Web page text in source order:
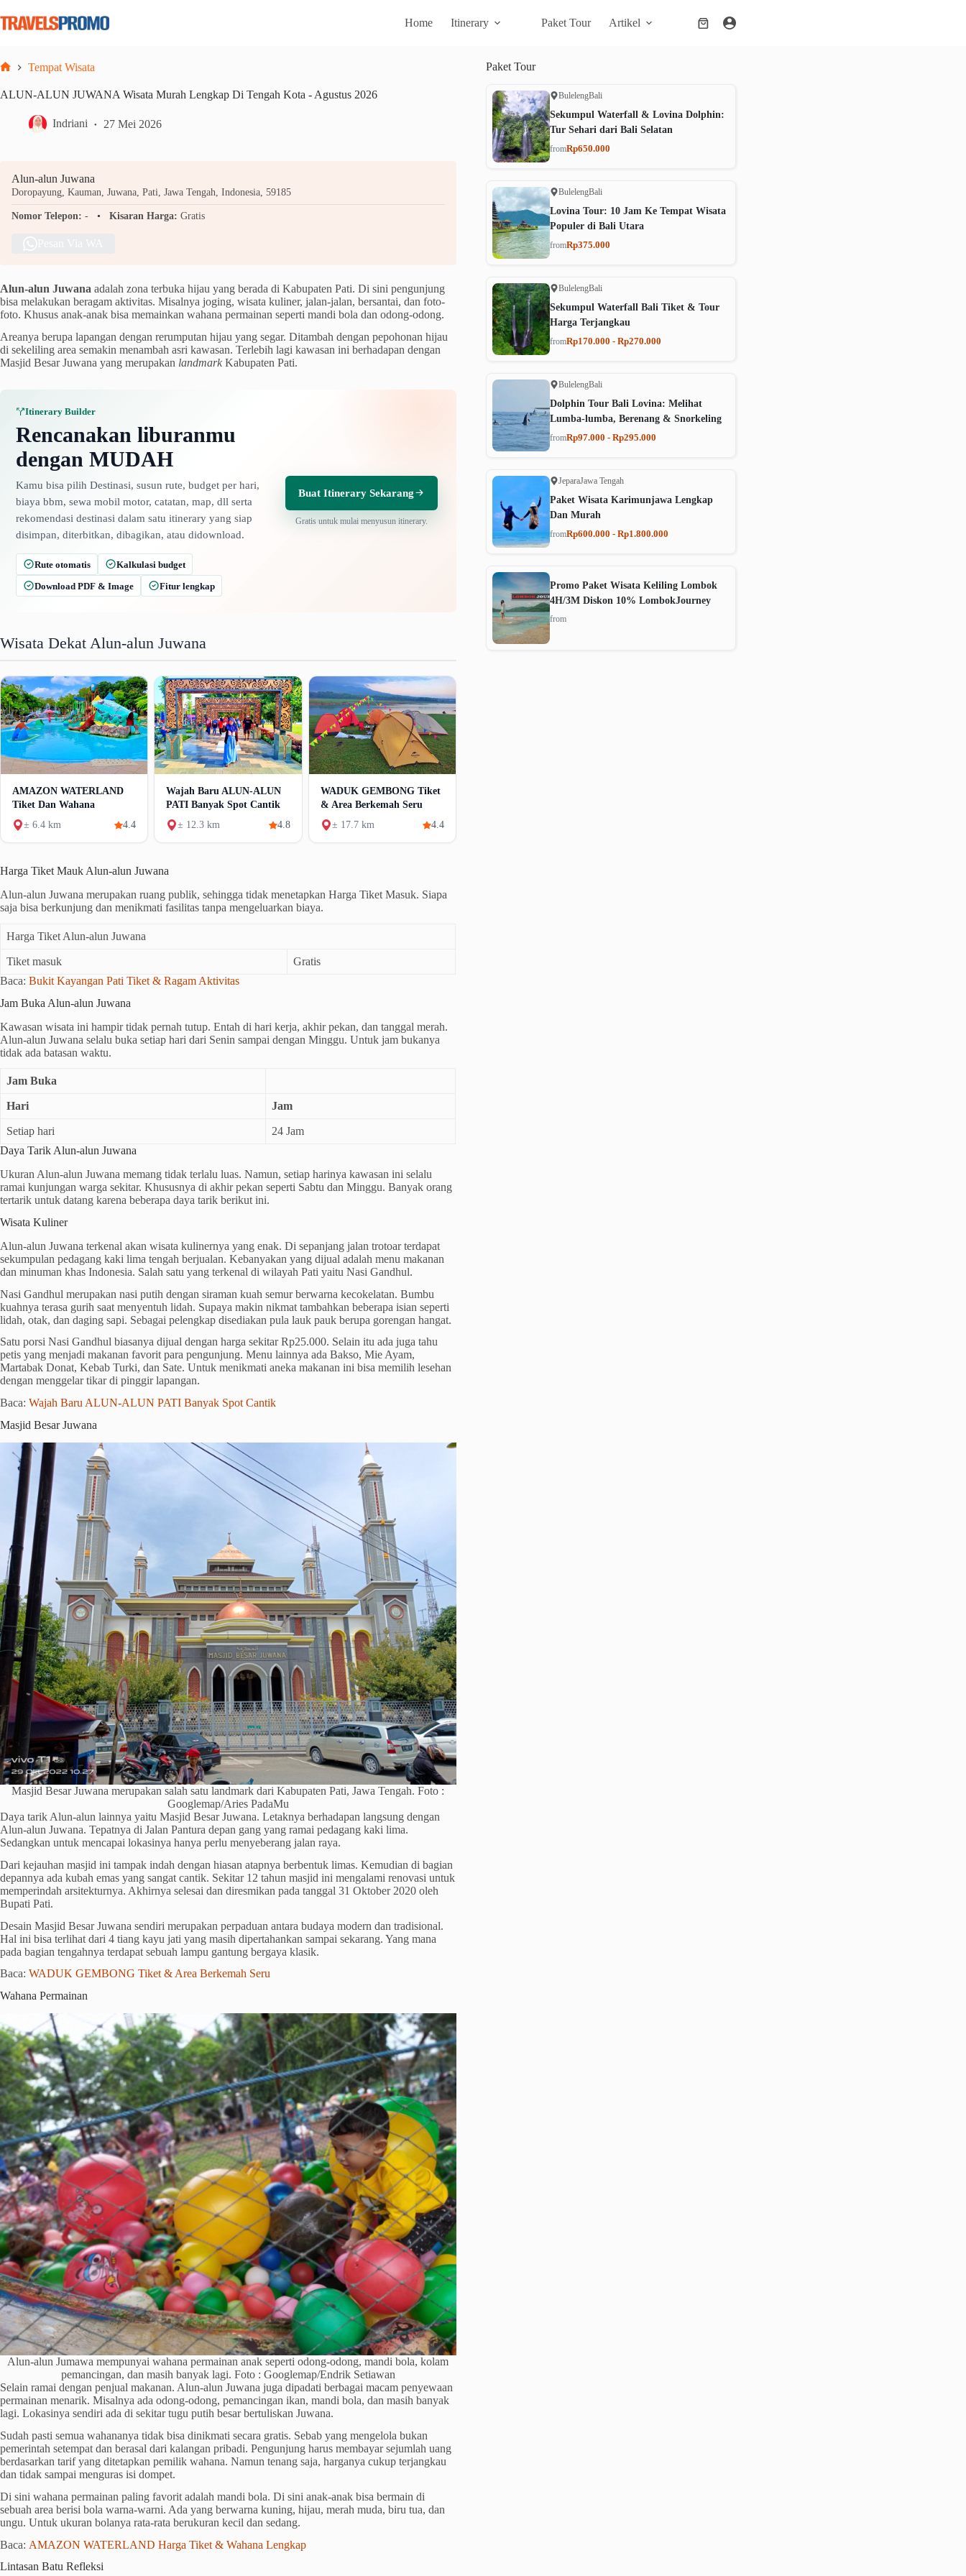
to
content
Home Itinerary Paket Tour Artikel
Shopping
Tempat Wisata
ALUN-ALUN JUWANA Wisata Murah Lengkap Di Tengah Kota - Agustus 2026
Indriani 27 Mei 2026
Alun-alun Juwana
Doropayung, Kauman, Juwana, Pati, Jawa Tengah, Indonesia, 59185
Nomor Telepon: - Kisaran Harga: Gratis
Alun-alun Juwana adalah zona terbuka hijau yang berada di Kabupaten Pati. Di sini pengunjung
bisa melakukan beragam aktivitas. Misalnya joging, wisata kuliner, jalan-jalan, bersantai, dan foto-
foto. Khusus anak-anak bisa memainkan wahana permainan seperti mandi bola dan odong-odong.
Areanya berupa lapangan dengan rerumputan hijau yang segar. Ditambah dengan pepohonan hijau
di sekeliling area semakin menambah asri kawasan. Terlebih lagi kawasan ini berhadapan dengan
Masjid Besar Juwana yang merupakan landmark Kabupaten Pati.
Itinerary Builder
Rencanakan liburanmu
dengan MUDAH
Kamu bisa pilih Destinasi, susun rute, budget per hari,
biaya bbm, sewa mobil motor, catatan, map, dll serta
rekomendasi destinasi dalam satu itinerary yang siap
disimpan, diterbitkan, dibagikan, atau didownload.
Rute otomatis
Kalkulasi budget
Download PDF & Image
Fitur lengkap
Buat Itinerary Sekarang
Gratis untuk mulai menyusun itinerary.
Wisata Dekat Alun-alun Juwana
AMAZON WATERLAND
Tiket Dan Wahana
± 6.4 km
4.4
Wajah Baru ALUN-ALUN
PATI Banyak Spot Cantik
± 12.3 km
4.8
WADUK GEMBONG Tiket
& Area Berkemah Seru
± 17.7 km
4.4
Harga Tiket Mauk Alun-alun Juwana
Alun-alun Juwana merupakan ruang publik, sehingga tidak menetapkan Harga Tiket Masuk. Siapa
saja bisa berkunjung dan menikmati fasilitas tanpa mengeluarkan biaya.
Harga Tiket Alun-alun Juwana
Tiket masuk
Gratis
Baca: Bukit Kayangan Pati Tiket & Ragam Aktivitas
Jam Buka Alun-alun Juwana
Kawasan wisata ini hampir tidak pernah tutup. Entah di hari kerja, akhir pekan, dan tanggal merah.
Alun-alun Juwana selalu buka setiap hari dari Senin sampai dengan Minggu. Untuk jam bukanya
tidak ada batasan waktu.
Jam Buka
Hari Jam
Setiap hari
24 Jam
Daya Tarik Alun-alun Juwana
Ukuran Alun-alun Juwana memang tidak terlalu luas. Namun, setiap harinya kawasan ini selalu
ramai kunjungan warga sekitar. Khususnya di akhir pekan seperti Sabtu dan Minggu. Banyak orang
tertarik untuk datang karena beberapa daya tarik berikut ini.
Wisata Kuliner
Alun-alun Juwana terkenal akan wisata kulinernya yang enak. Di sepanjang jalan trotoar terdapat
sekumpulan pedagang kaki lima tengah berjualan. Kebanyakan yang dijual adalah menu makanan
dan minuman khas Indonesia. Salah satu yang terkenal di wilayah Pati yaitu Nasi Gandhul.
Nasi Gandhul merupakan nasi putih dengan siraman kuah semur berwarna kecokelatan. Bumbu
kuahnya terasa gurih saat menyentuh lidah. Supaya makin nikmat tambahkan beberapa isian seperti
lidah, otak, dan daging sapi. Sebagai pelengkap disediakan pula lauk pauk berupa gorengan hangat.
Satu porsi Nasi Gandhul biasanya dijual dengan harga sekitar Rp25.000. Selain itu ada juga tahu
petis yang menjadi makanan favorit para pengunjung. Menu lainnya ada Bakso, Mie Ayam,
Martabak Donat, Kebab Turki, dan Sate. Untuk menikmati aneka makanan ini bisa memilih lesehan
dengan menggelar tikar di pinggir lapangan.
Baca: Wajah Baru ALUN-ALUN PATI Banyak Spot Cantik
Masjid Besar Juwana
Masjid Besar Juwana merupakan salah satu landmark dari Kabupaten Pati, Jawa Tengah. Foto :
Googlemap/Aries PadaMu
Daya tarik Alun-alun lainnya yaitu Masjid Besar Juwana. Letaknya berhadapan langsung dengan
Alun-alun Juwana. Tepatnya di Jalan Pantura depan gang yang ramai pedagang kaki lima.
Sedangkan untuk mencapai lokasinya hanya perlu menyeberang jalan raya.
Dari kejauhan masjid ini tampak indah dengan hiasan atapnya berbentuk limas. Kemudian di bagian
depannya ada kubah emas yang sangat cantik. Sekitar 12 tahun masjid ini mengalami renovasi untuk
memperindah arsitekturnya. Akhirnya selesai dan diresmikan pada tanggal 31 Oktober 2020 oleh
Bupati Pati.
Desain Masjid Besar Juwana sendiri merupakan perpaduan antara budaya modern dan tradisional.
Hal ini bisa terlihat dari 4 tiang kayu jati yang masih dipertahankan sampai sekarang. Yang mana
pada bagian tengahnya terdapat sebuah lampu gantung bergaya klasik.
Baca: WADUK GEMBONG Tiket & Area Berkemah Seru
Wahana Permainan
Alun-alun Jumawa mempunyai wahana permainan anak seperti odong-odong, mandi bola, kolam
pemancingan, dan masih banyak lagi. Foto : Googlemap/Endrik Setiawan
Selain ramai dengan penjual makanan. Alun-alun Juwana juga dipadati berbagai macam penyewaan
permainan menarik. Misalnya ada odong-odong, pemancingan ikan, mandi bola, dan masih banyak
lagi. Lokasinya sendiri ada di sekitar tugu putih besar bertuliskan Juwana.
Sudah pasti semua wahananya tidak bisa dinikmati secara gratis. Sebab yang mengelola bukan
pemerintah setempat dan berasal dari kalangan pribadi. Pengunjung harus membayar sejumlah uang
berdasarkan tarif yang ditetapkan pemilik wahana. Namun tenang saja, harganya cukup terjangkau
dan tidak sampai menguras isi dompet.
Di sini wahana permainan paling favorit adalah mandi bola. Di sini anak-anak bisa bermain di
sebuah area berisi bola warna-warni. Ada yang berwarna kuning, hijau, merah muda, biru tua, dan
ungu. Untuk ukuran bolanya rata-rata berukuran kecil dan sedang.
Baca: AMAZON WATERLAND Harga Tiket & Wahana Lengkap
Lintasan Batu Refleksi
Paket Tour
BulelengBali
Sekumpul Waterfall & Lovina Dolphin:
Tur Sehari dari Bali Selatan
fromRp650.000
BulelengBali
Lovina Tour: 10 Jam Ke Tempat Wisata
Populer di Bali Utara
fromRp375.000
BulelengBali
Sekumpul Waterfall Bali Tiket & Tour
Harga Terjangkau
fromRp170.000 - Rp270.000
BulelengBali
Dolphin Tour Bali Lovina: Melihat
Lumba-lumba, Berenang & Snorkeling
fromRp97.000 - Rp295.000
JeparaJawa Tengah
Paket Wisata Karimunjawa Lengkap
Dan Murah
fromRp600.000 - Rp1.800.000
Promo Paket Wisata Keliling Lombok
4H/3M Diskon 10% LombokJourney
from